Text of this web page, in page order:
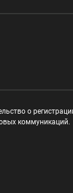
о
коммуникаций.